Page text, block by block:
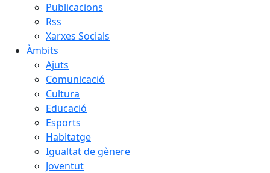
Publicacions
Rss
Xarxes Socials
Àmbits
Ajuts
Comunicació
Cultura
Educació
Esports
Habitatge
Igualtat de gènere
Joventut